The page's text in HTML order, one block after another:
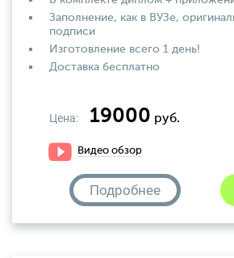
Заполнение, как в ВУЗе,
подписи
Изготовление всего 1 день!
Доставка бесплатно
Цена: 19000 руб.
Видео обзор
Подробнее